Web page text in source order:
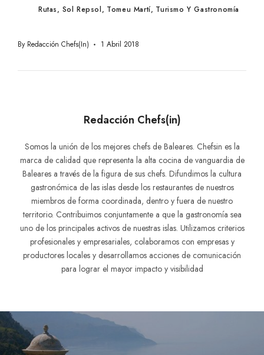
Rutas
Sol Repsol Tomeu Martí Turismo Y Gastronomía
By Redacción Chefs(in) 1 Abril 2018
Redacción Chefs(in)
Somos la unión de los mejores chefs de Baleares. Chefsin es la
marca de calidad que representa la alta cocina de vanguardia de
Baleares a través de la figura de sus chefs. Difundimos la cultura
gastronómica de las islas desde los restaurantes de nuestros
miembros de forma coordinada, dentro y fuera de nuestro
territorio. Contribuimos conjuntamente a que la gastronomía sea
uno de los principales activos de nuestras islas. Utilizamos criterios
profesionales y empresariales, colaboramos con empresas y
productores locales y desarrollamos acciones de comunicación
para lograr el mayor impacto y visibilidad
Navegación
de